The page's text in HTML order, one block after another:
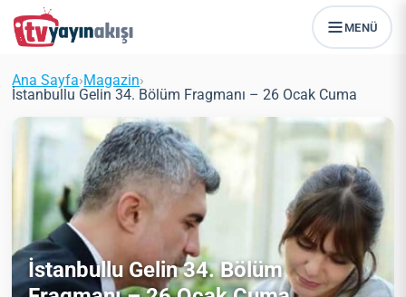
MENÜ
Ana Sayfa›Magazin›
İstanbullu Gelin 34. Bölüm Fragmanı – 26 Ocak Cuma
İstanbullu Gelin 34. Bölüm